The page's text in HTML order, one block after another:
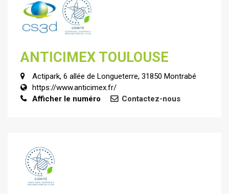
ANTICIMEX TOULOUSE
Actipark, 6 allée de Longueterre, 31850 Montrabé
https://www.anticimex.fr/
Afficher le numéro
Contactez-nous